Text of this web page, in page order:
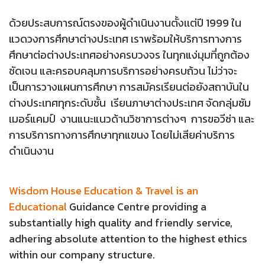
ด้วยประสบการณ์ตรงของผู้ดำเนินงานตั้งเเต่ปี 1999 ใน
แวดวงการศึกษาต่างประเทศ เราพร้อมให้บริการทางการ
ศึกษาต่อต่างประเทศอย่างครบวงจร ในทุกแง่มุมที่ถูกต้อง
ชัดเจน และครอบคลุมการบริการอย่างครบถ้วน ไม่ว่าจะ
เป็นการวางแผนการศึกษา การสมัครเรียนต่อยังสถาบันใน
ต่างประเทศทุกระดับชั้น เรียนภาษาต่างประเทศ จัดกลุ่มซัม
เมอร์แคมป์ งานแนะแนวด้านวิชาการต่างๆ การขอวีซ่า และ
การบริการทางการศึกษาทุกแขนง โดยไม่เสียค่าบริการ
ดำเนินงาน
Wisdom House Education & Travel is an
EducationalGuidance Centre providing a
substantially high quality and friendly service,
adhering absolute attention to the highest ethics
within our company structure.